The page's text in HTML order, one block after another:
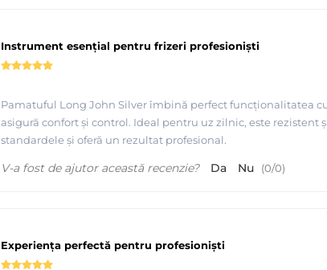
Instrument esențial pentru frizeri profesioniști
Pamatuful Long John Silver îmbină perfect funcționalitatea
asigură confort și control. Ideal pentru uz zilnic, este
standardele și oferă un rezultat profesional.
V-a fost de ajutor această recenzie? Da Nu (0/0)
Experiența perfectă pentru profesioniști